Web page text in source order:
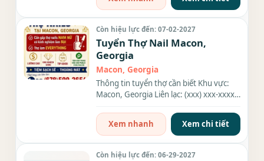
Còn hiệu lực đến: 07-02-2027
Tuyển Thợ Nail Macon,
Georgia
Macon, Georgia
Thông tin tuyển thợ cần biết Khu vực:
Macon, Georgia Liên lạc: (xxx) xxx-xxxx
Xem nhanh
Xem chi tiết
Còn hiệu lực đến: 06-29-2027